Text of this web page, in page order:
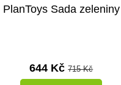
PlanToys Sada zeleniny
644 Kč715 Kč